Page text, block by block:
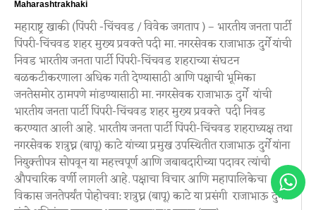
Maharashtrakhaki
महाराष्ट्र खाकी (पिंपरी -चिंचवड / विवेक जगताप ) – भारतीय जनता पार्टी
पिंपरी-चिंचवड शहर मुख्य प्रवक्ते पदी मा. नगरसेवक राजाभाऊ दुर्गे यांची
निवड भारतीय जनता पार्टी पिंपरी-चिंचवड शहराच्या संघटन
बळकटीकरणाला अधिक गती देण्यासाठी आणि पक्षाची भूमिका
जनतेसमोर ठामपणे मांडण्यासाठी मा. नगरसेवक राजाभाऊ दुर्गे यांची
भारतीय जनता पार्टी पिंपरी-चिंचवड शहर मुख्य प्रवक्ते पदी निवड
करण्यात आली आहे. भारतीय जनता पार्टी पिंपरी-चिंचवड शहराध्यक्ष तथा
नगरसेवक शत्रुघ्न (बापू) काटे यांच्या प्रमुख उपस्थितीत राजाभाऊ दुर्गे यांना
नियुक्तीपत्र सोपवून या महत्त्वपूर्ण आणि जबाबदारीच्या पदावर त्यांची
औपचारिक वर्णी लागली आहे. पक्षाचा विचार आणि महापालिकेचा
विकास जनतेपर्यंत पोहोचवा: शत्रुघ्न (बापू) काटे या प्रसंगी राजाभाऊ दुर्गे